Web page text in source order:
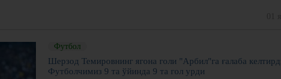
Футбол
Шерзод Темировнинг ягона голи "Арбил"га ғалаба
Футболчимиз 9 та ўйинда 9 та гол урди